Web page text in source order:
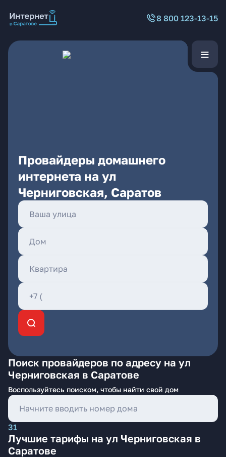
8 800 123-13-15
Провайдеры домашнего
интернета на ул
Черниговская, Саратов
Поиск провайдеров по адресу на ул
Черниговская в Саратове
Воспользуйтесь поиском, чтобы найти свой дом
31
Лучшие тарифы на ул Черниговская в
Саратове